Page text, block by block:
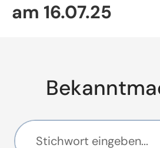
am 16.07.25